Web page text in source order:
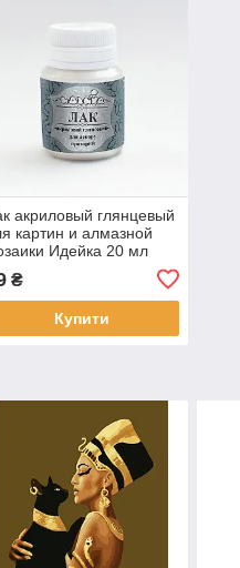
акриловый глянцевый
картин и алмазной
Идейка 20 мл
₴
Купити